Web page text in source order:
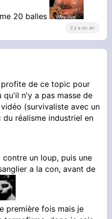
20 balles
il y a un an
de ce topic pour
n'y a pas masse de
(survivaliste avec un
réalisme industriel en
un loup, puis une
a la con, avant de
première fois mais je